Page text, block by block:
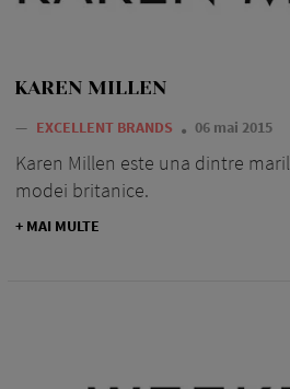
KAREN MILLEN
— EXCELLENT BRANDS 06 mai 2015
Karen Millen este una dintre
modei britanice.
+ MAI MULTE